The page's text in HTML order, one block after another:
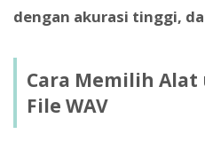
dengan akurasi tinggi,
Cara Memilih
File WAV